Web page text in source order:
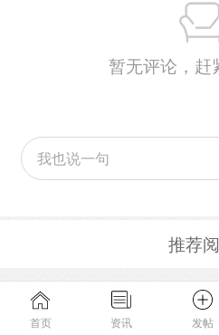
暂无评论，赶
推荐
首页 资讯 发帖